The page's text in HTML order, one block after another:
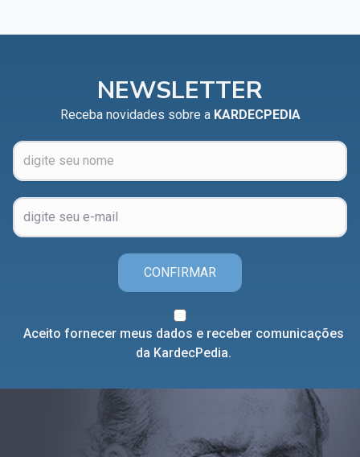
NEWSLETTER
Receba novidades sobre a KARDECPEDIA
CONFIRMAR
Aceito fornecer meus dados e receber comunicações
da KardecPedia.